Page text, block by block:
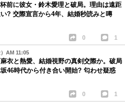
前に彼女・鈴木愛理と破局。理由は遠距
? 交際宣言から4年、結婚秒読みと噂
0 1
AM 11:05
衣と熱愛、結婚視野の真剣交際か。破局
46時代から付き合い開始? 匂わせ疑惑
0 1